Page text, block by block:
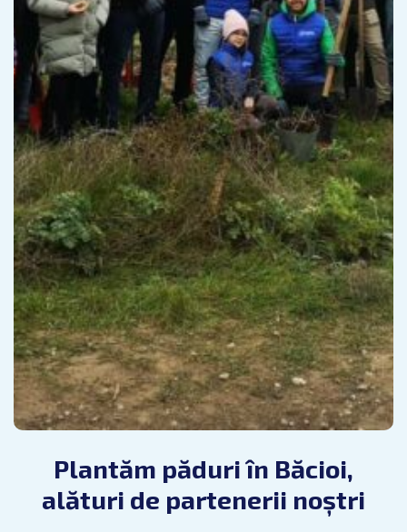
Plantăm păduri în Băcioi,
alături de partenerii noștri